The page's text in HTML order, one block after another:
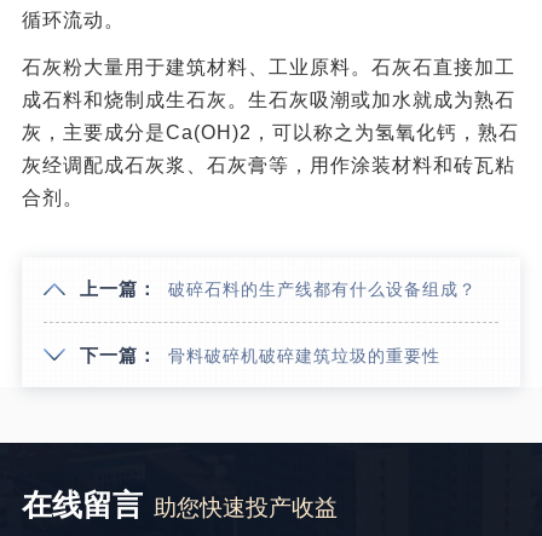
循环流动。
石灰粉大量用于建筑材料、工业原料。石灰石直接加工
成石料和烧制成生石灰。生石灰吸潮或加水就成为熟石
灰，主要成分是Ca(OH)2，可以称之为氢氧化钙，熟石
灰经调配成石灰浆、石灰膏等，用作涂装材料和砖瓦粘
合剂。
上一篇： 破碎石料的生产线都有什么设备组成？
下一篇： 骨料破碎机破碎建筑垃圾的重要性
在线留言 助您快速投产收益